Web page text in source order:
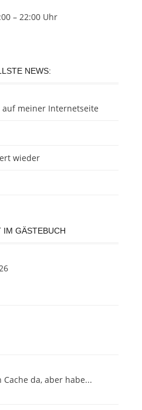
– 22:00 Uhr
NEWS:
auf meiner Internetseite
wieder
IM GÄSTEBUCH
da, aber habe...